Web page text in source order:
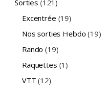
Sorties (121)
Excentrée (19)
Nos sorties Hebdo (19)
Rando (19)
Raquettes (1)
VTT (12)